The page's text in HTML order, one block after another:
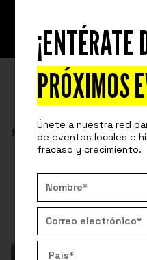
¡ENTÉRATE
PRÓXIMOS
Únete a nuestra red
de eventos locales e
fracaso y crecimiento.
READ
HISTORIAS
TALENT DAY
Falabella y Fuckup
fracaso conectó a